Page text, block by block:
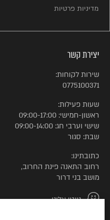
מדיניות פרטיות
יצירת קשר
שירות לקוחות:
0775100371
שעות פעילות:
ראשון-חמישי: 09:00-17:00
שישי וערבי חג: 09:00-14:00
שבת: סגור
כתובתינו:
רחוב התאנה פינת החרוב,
מושב בני דרור
נווטו אלינו